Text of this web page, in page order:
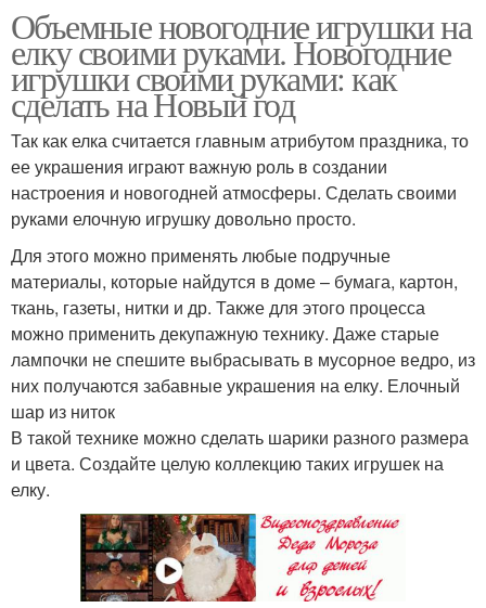
Объемные новогодние игрушки на
елку своими руками. Новогодние
игрушки своими руками: как
сделать на Новый год
Так как елка считается главным атрибутом праздника, то
ее украшения играют важную роль в создании
настроения и новогодней атмосферы. Сделать своими
руками елочную игрушку довольно просто.
Для этого можно применять любые подручные
материалы, которые найдутся в доме – бумага, картон,
ткань, газеты, нитки и др. Также для этого процесса
можно применить декупажную технику. Даже старые
лампочки не спешите выбрасывать в мусорное ведро, из
них получаются забавные украшения на елку. Елочный
шар из ниток
В такой технике можно сделать шарики разного размера
и цвета. Создайте целую коллекцию таких игрушек на
елку.